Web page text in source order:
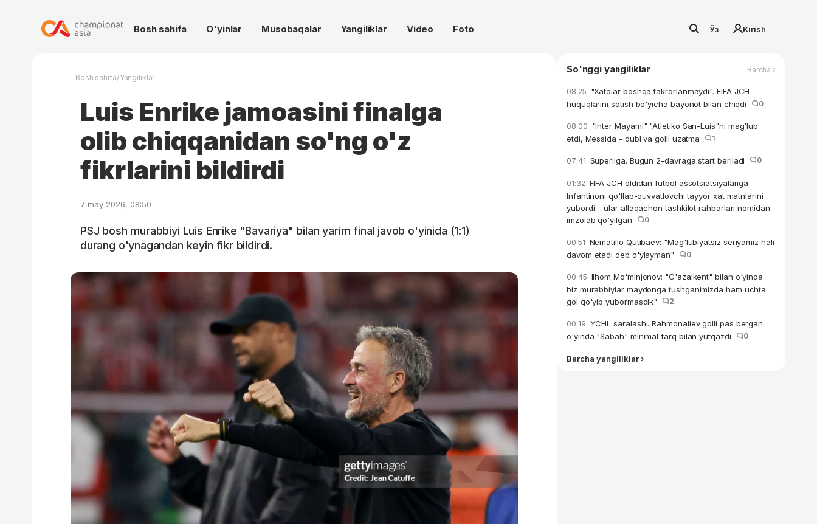
Bosh sahifa O'yinlar Musobaqalar Yangiliklar Video Foto Ўз Kirish
Bosh sahifa/Yangiliklar
Luis Enrike jamoasini finalga
olib chiqqanidan so'ng o'z
fikrlarini bildirdi
7 may 2026, 08:50
PSJ bosh murabbiyi Luis Enrike "Bavariya" bilan yarim final javob o'yinida (1:1)
durang o'ynagandan keyin fikr bildirdi.
So'nggi yangiliklar Barcha ›
08:25 "Xatolar boshqa takrorlanmaydi". FIFA JCH
huquqlarini sotish bo'yicha bayonot bilan chiqdi
0
08:00 "Inter Mayami" "Atletiko San-Luis"ni mag'lub
etdi, Messida - dubl va golli uzatma
1
07:41 Superliga. Bugun 2-davraga start beriladi 0
01:32 FIFA JCH oldidan futbol assotsiatsiyalariga
Infantinoni qo'llab-quvvatlovchi tayyor xat matnlarini
yubordi – ular allaqachon tashkilot rahbarlari nomidan
imzolab qo'yilgan
0
00:51 Nematillo Qutibaev: "Mag'lubiyatsiz seriyamiz hali
davom etadi deb o'ylayman"
0
00:45 Ilhom Mo'minjonov: "G'azalkent" bilan o'yinda
biz murabbiylar maydonga tushganimizda ham uchta
gol qo'yib yubormasdik"
2
00:19 YCHL saralashi. Rahmonaliev golli pas bergan
o'yinda "Sabah" minimal farq bilan yutqazdi
0
Barcha yangiliklar ›